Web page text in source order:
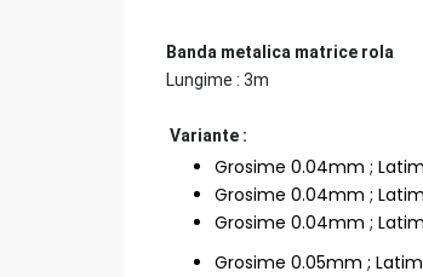
Banda metalica matrice rola
Lungime : 3m
Variante :
Grosime 0.04mm ;
Grosime 0.04mm ;
Grosime 0.04mm ;
Grosime 0.05mm ;